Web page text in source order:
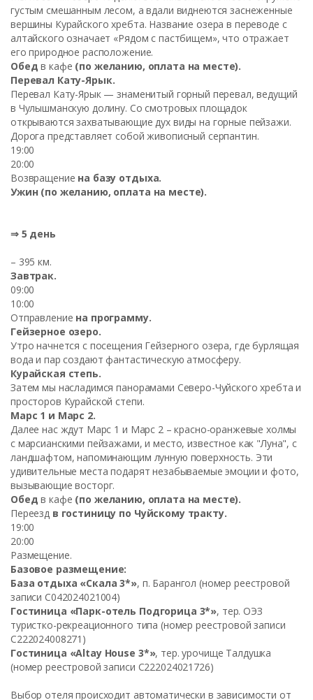
густым смешанным лесом, а вдали виднеются заснеженные
вершины Курайского хребта. Название озера в переводе с
алтайского означает «Рядом с пастбищем», что отражает
его природное расположение.
Обед в кафе (по желанию, оплата на месте).
Перевал Кату-Ярык.
Перевал Кату-Ярык — знаменитый горный перевал, ведущий
в Чулышманскую долину. Со смотровых площадок
открываются захватывающие дух виды на горные пейзажи.
Дорога представляет собой живописный серпантин.
19:00
20:00
Возвращение на базу отдыха.
Ужин (по желанию, оплата на месте).
⇒ 5 день
– 395 км.
Завтрак.
09:00
10:00
Отправление на программу.
Гейзерное озеро.
Утро начнется с посещения Гейзерного озера, где бурлящая
вода и пар создают фантастическую атмосферу.
Курайская степь.
Затем мы насладимся панорамами Северо-Чуйского хребта и
просторов Курайской степи.
Марс 1 и Марс 2.
Далее нас ждут Марс 1 и Марс 2 – красно-оранжевые холмы
с марсианскими пейзажами, и место, известное как "Луна", с
ландшафтом, напоминающим лунную поверхность. Эти
удивительные места подарят незабываемые эмоции и фото,
вызывающие восторг.
Обед в кафе (по желанию, оплата на месте).
Переезд в гостиницу по Чуйскому тракту.
19:00
20:00
Размещение.
Базовое размещение:
База отдыха «Скала 3*», п. Барангол (номер реестровой
записи С042024021004)
Гостиница «Парк-отель Подгорица 3*», тер. ОЭЗ
туристко-рекреационного типа (номер реестровой записи
С222024008271)
Гостиница «Altay House 3*», тер. урочище Талдушка
(номер реестровой записи С222024021726)
Выбор отеля происходит автоматически в зависимости от